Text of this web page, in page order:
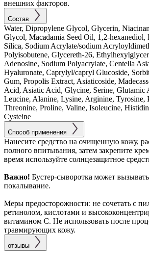
внешних факторов.
Состав
Water, Dipropylene Glycol, Glycerin,
Glycol, Macadamia Seed Oil, 1,2-hexanediol,
Silica, Sodium Acrylate/sodium
Polyisobutene, Glycereth-26,
Adenosine, Sodium Polyacrylate, Centella
Hyaluronate, Caprylyl/capryl Glucoside,
Gum, Propolis Extract, Asiaticoside,
Acid, Asiatic Acid, Glycine, Serine, Glutamic
Leucine, Alanine, Lysine, Arginine, Tyrosine,
Threonine, Proline, Valine, Isoleucine,
Cysteine
Способ применения
Нанесите средство на очищенную кожу,
полного впитывания, затем закрепите
время используйте солнцезащитное
Важно! Бустер-сыворотка может
покалывание.
Меры предосторожности: не сочетать с
ретинолом, кислотами и
витамином C. Не использовать после
травмирующих кожу.
отзывы